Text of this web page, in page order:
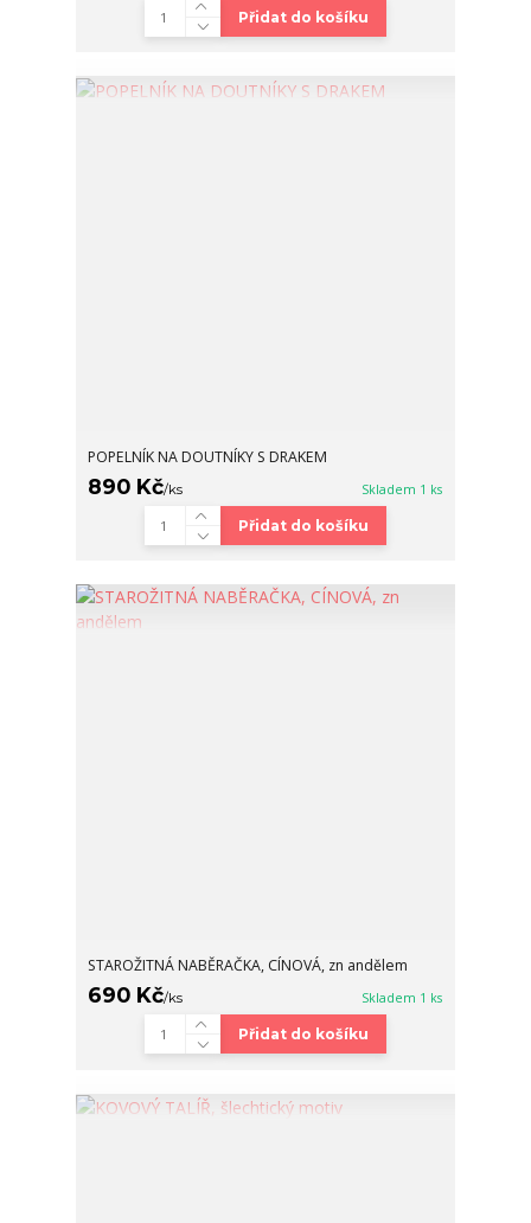
Přidat do košíku
POPELNÍK NA DOUTNÍKY S DRAKEM
890 Kč/ks Skladem 1 ks
Přidat do košíku
STAROŽITNÁ NABĚRAČKA, CÍNOVÁ, zn andělem
690 Kč/ks Skladem 1 ks
Přidat do košíku